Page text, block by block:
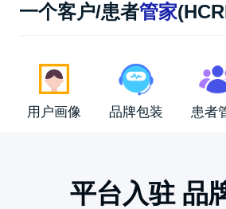
一个客户/患者管家
用户画像 品牌包装 患者
平台入驻 品